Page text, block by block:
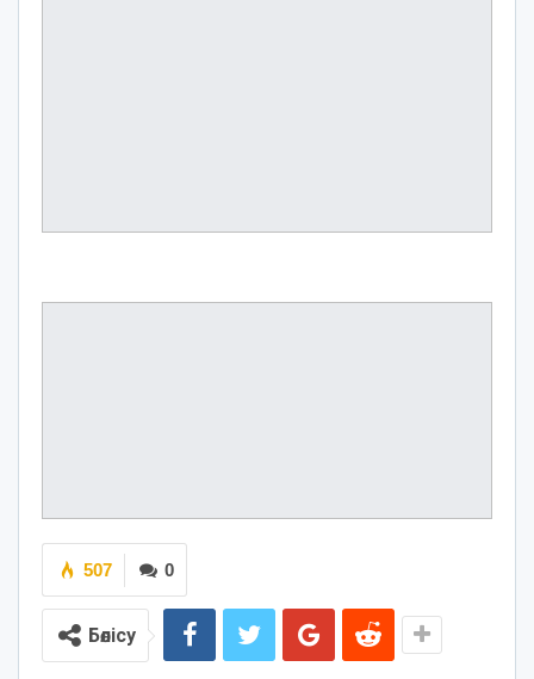
0
507
Бөлісу